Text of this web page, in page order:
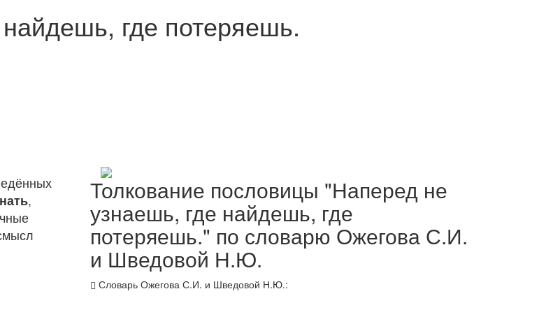
где потеряешь.
,
Толкование пословицы "Наперед не
узнаешь, где найдешь, где
потеряешь." по словарю Ожегова С.И.
и Шведовой Н.Ю.
Словарь Ожегова С.И. и Шведовой Н.Ю.: